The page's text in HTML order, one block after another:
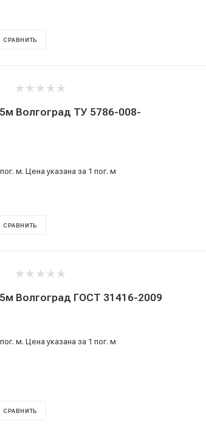
СРАВНИТЬ
ТУ 5786-008-
м. Цена указана за 1 пог. м
СРАВНИТЬ
Волгоград ГОСТ 31416-2009
м. Цена указана за 1 пог. м
СРАВНИТЬ